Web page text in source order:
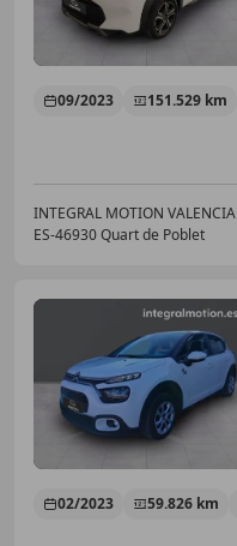
09/2023 151.529 km
INTEGRAL MOTION VALENCIA
ES-46930 Quart de Poblet
02/2023 59.826 km